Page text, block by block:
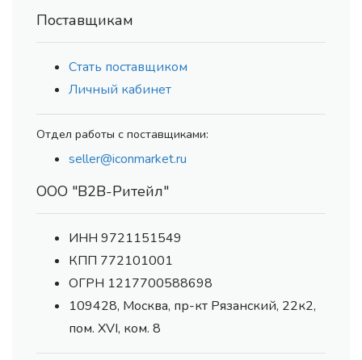
Поставщикам
Стать поставщиком
Личный кабинет
Отдел работы с поставщиками:
seller@iconmarket.ru
ООО "В2В-Ритейл"
ИНН 9721151549
КПП 772101001
ОГРН 1217700588698
109428, Москва, пр-кт Рязанский, 22к2,
пом. XVI, ком. 8